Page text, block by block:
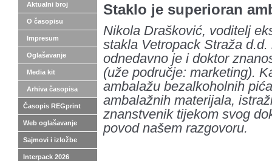
Staklo je superioran
Nikola Drašković, voditelj
stakla Vetropack Straža
odnedavno je i doktor
(uže područje: marketing).
ambalažu bezalkoholnih
ambalažnih materijala,
znanstvenik tijekom svog
povod našem razgovoru.
Aktualni broj
O časopisu
Impresum
Oglašavanje
Media kit
Arhiva časopisa
Časopis REGprint
Web oglašavanje
Sajmovi i izložbe
Interpack 2026